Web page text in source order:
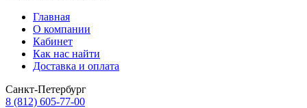
Главная
О компании
Кабинет
Как нас найти
Доставка и оплата
Санкт-Петербург
8 (812) 605-77-00